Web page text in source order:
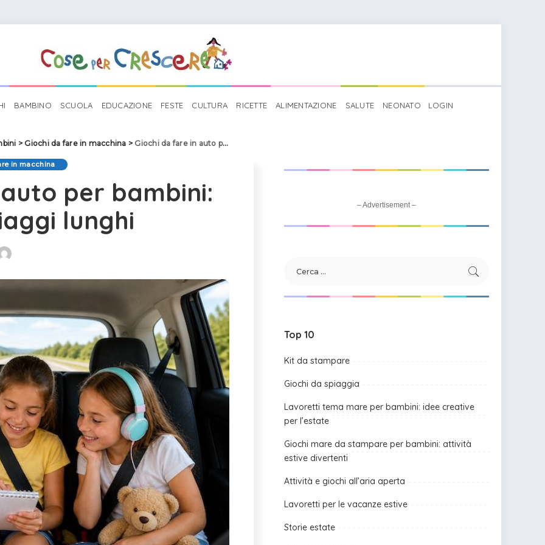
BAMBINO SCUOLA EDUCAZIONE FESTE CULTURA RICETTE ALIMENTAZIONE SALUTE NEONATO LOGIN
>Giochi da fare in macchina > Giochi da fare in auto per bambini: idee per viaggi lunghi
in macchina
per bambini:
lunghi
– Advertisement –
Top 10
Kit da stampare
Giochi da spiaggia
Lavoretti tema mare per bambini: idee creative
per l’estate
Giochi mare da stampare per bambini: attività
estive divertenti
Attività e giochi all’aria aperta
Lavoretti per le vacanze estive
Storie estate